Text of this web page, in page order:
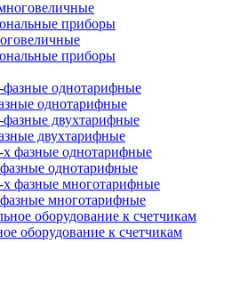
приборы
однотарифные
двухтарифные
однотарифные
многотарифные
оборудование к счетчикам